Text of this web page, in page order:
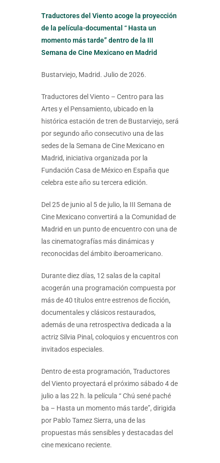
Traductores del Viento acoge la proyección
de la película-documental “ Hasta un
momento más tarde” dentro de la III
Semana de Cine Mexicano en Madrid
Bustarviejo, Madrid. Julio de 2026.
Traductores del Viento – Centro para las
Artes y el Pensamiento, ubicado en la
histórica estación de tren de Bustarviejo, será
por segundo año consecutivo una de las
sedes de la Semana de Cine Mexicano en
Madrid, iniciativa organizada por la
Fundación Casa de México en España que
celebra este año su tercera edición.
Del 25 de junio al 5 de julio, la III Semana de
Cine Mexicano convertirá a la Comunidad de
Madrid en un punto de encuentro con una de
las cinematografías más dinámicas y
reconocidas del ámbito iberoamericano.
Durante diez días, 12 salas de la capital
acogerán una programación compuesta por
más de 40 títulos entre estrenos de ficción,
documentales y clásicos restaurados,
además de una retrospectiva dedicada a la
actriz Silvia Pinal, coloquios y encuentros con
invitados especiales.
Dentro de esta programación, Traductores
del Viento proyectará el próximo sábado 4 de
julio a las 22 h. la película “ Chú sené paché
ba – Hasta un momento más tarde”, dirigida
por Pablo Tamez Sierra, una de las
propuestas más sensibles y destacadas del
cine mexicano reciente.